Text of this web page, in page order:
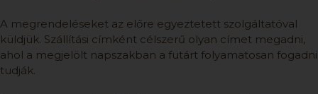
A megrendeléseket az előre egyeztetett szolgáltatóval
küldjük. Szállítási címként célszerű olyan címet megadni,
ahol a megjelölt napszakban a futárt folyamatosan fogadni
tudják.